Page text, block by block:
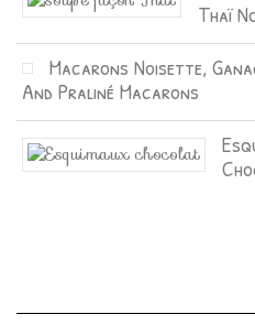
Thaï
Macarons Noisette,
And Praliné Macarons